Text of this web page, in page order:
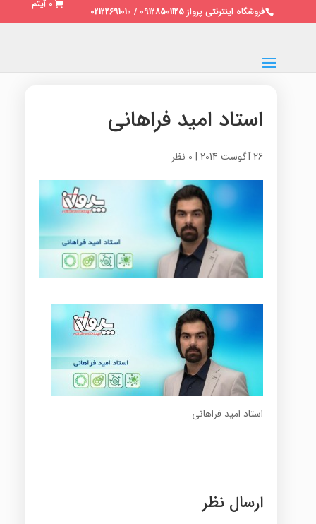
فروشگاه اینترنتی پرواز 09128501125 / 02122691010
0 آیتم
استاد امید فراهانی
26 آگوست 2014 | 0 نظر
استاد امید فراهانی
ارسال نظر